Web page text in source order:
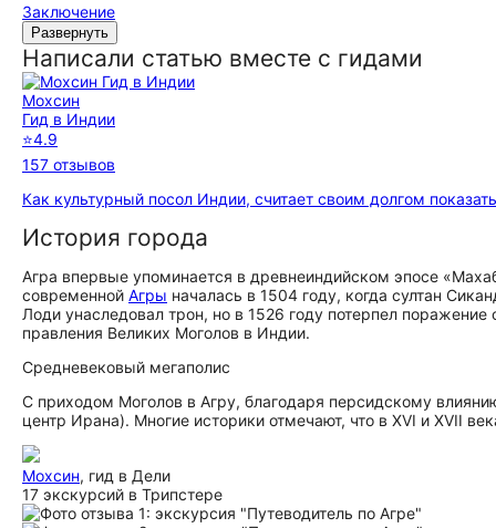
Заключение
Развернуть
Написали статью вместе с гидами
Мохсин
Гид в Индии
⭐4.9
157 отзывов
Как культурный посол Индии, считает своим долгом
История города
Агра впервые упоминается в древнеиндийском эпосе
современной Агры началась в 1504 году, когда султан
Лоди унаследовал трон, но в 1526 году потерпел
правления Великих Моголов в Индии.
Средневековый мегаполис
С приходом Моголов в Агру, благодаря персидскому
центр Ирана). Многие историки отмечают, что в XVI и XVII
Мохсин, гид в Дели
17 экскурсий в Трипстере